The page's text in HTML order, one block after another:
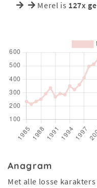
Merel is 127x
Anagram
Met alle losse